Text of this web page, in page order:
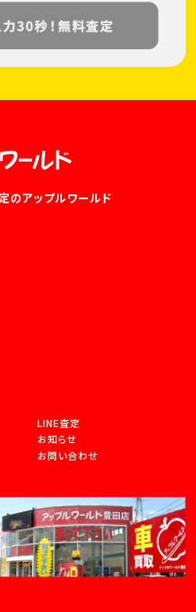
のアップルワールド
LINE査定
お知らせ
お問い合わせ